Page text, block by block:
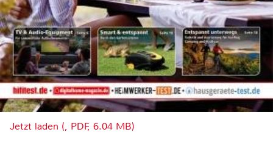
Jetzt laden (, PDF, 6.04 MB)